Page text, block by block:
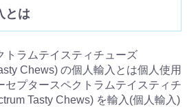
とは
トラムテイスティチューズ
Chews) の個人輸入とは個人使用
セプタースペクトラムテイスティチ
Tasty Chews) を輸入(個人輸入)